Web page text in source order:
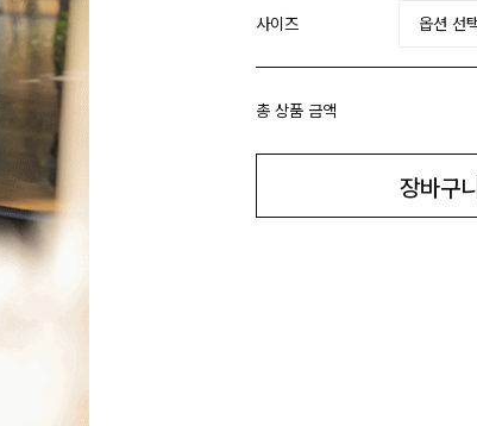
사이즈
총 상품 금액
장바구니